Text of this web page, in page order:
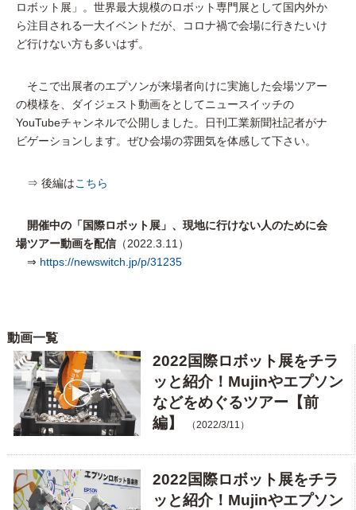
ロボット展」。世界最大規模のロボット専門展として国内外か
ら注目される一大イベントだが、コロナ禍で会場に行きたいけ
ど行けない方も多いはず。
そこで出展者のエプソンが来場者向けに実施した会場ツアー
の模様を、ダイジェスト動画をとしてニュースイッチの
YouTubeチャンネルで公開しました。日刊工業新聞社記者がナ
ビゲーションします。ぜひ会場の雰囲気を体感して下さい。
⇒ 後編はこちら
開催中の「国際ロボット展」、現地に行けない人のために会
場ツアー動画を配信（2022.3.11）
⇒ https://newswitch.jp/p/31235
動画一覧
2022国際ロボット展をチラ
ッと紹介！Mujinやエプソン
などをめぐるツアー【前
編】
（2022/3/11）
2022国際ロボット展をチラ
ッと紹介！Mujinやエプソン